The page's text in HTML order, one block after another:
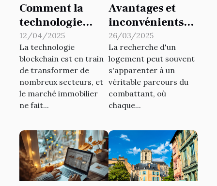
Comment la
technologie
blockchain
révolutionne le
marché
immobilier
12/04/2025
La technologie
blockchain est en train
de transformer de
nombreux secteurs, et
le marché immobilier
ne fait...
Avantages et
inconvénients
de la location via
une agence
immobilière
26/03/2025
La recherche d'un
logement peut souvent
s'apparenter à un
véritable parcours du
combattant, où
chaque...